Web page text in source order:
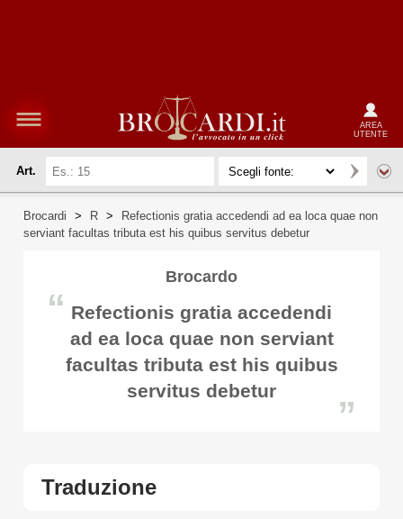
AREA
UTENTE
Art.
Brocardi > R >
Refectionis gratia accedendi ad ea loca quae non
serviant facultas tributa est his quibus servitus debetur
Brocardo
“ Refectionis gratia accedendi
ad ea loca quae non serviant
facultas tributa est his quibus
servitus debetur
”
Traduzione